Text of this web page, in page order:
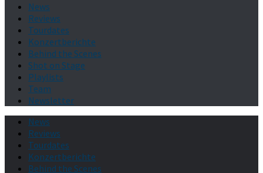
News
Reviews
Tourdates
Konzertberichte
Behind the Scenes
Shot on Stage
Playlists
Team
Newsletter
News
Reviews
Tourdates
Konzertberichte
Behind the Scenes